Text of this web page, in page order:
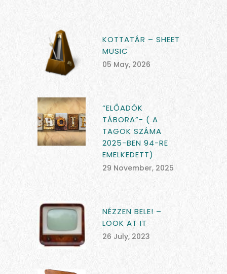
KOTTATÁR – SHEET
MUSIC
05 May, 2026
“ELŐADÓK
TÁBORA”- ( A
TAGOK SZÁMA
2025-BEN 94-RE
EMELKEDETT)
29 November, 2025
NÉZZEN BELE! –
LOOK AT IT
26 July, 2023